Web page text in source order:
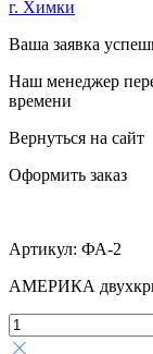
г. Химки
Ваша заявка
Наш менеджер
времени
Вернуться на сайт
Оформить заказ
Артикул: ФА-2
АМЕРИКА